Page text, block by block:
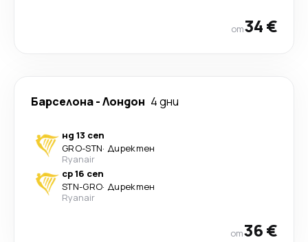
от34 €
Барселона-Лондон 4 дни
нд 13 сеп
GRO-STN· Директен
Ryanair
ср 16 сеп
STN-GRO· Директен
Ryanair
от36 €